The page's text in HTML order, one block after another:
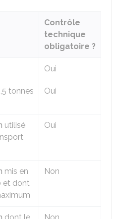
Contrôle
technique
obligatoire ?
Oui
tonnes
Oui
utilisé
Oui
mis en
et dont
Non